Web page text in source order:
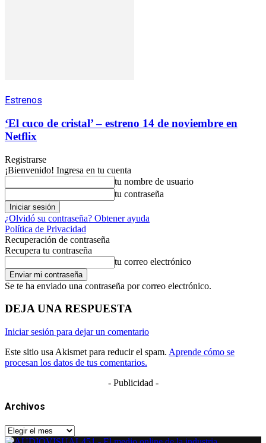
Estrenos
‘El cuco de cristal’ – estreno 14 de noviembre en
Netflix
Registrarse
¡Bienvenido! Ingresa en tu cuenta
tu nombre de usuario
tu contraseña
¿Olvidó su contraseña? Obtener ayuda
Política de Privacidad
Recuperación de contraseña
Recupera tu contraseña
tu correo electrónico
Se te ha enviado una contraseña por correo electrónico.
DEJA UNA RESPUESTA
Iniciar sesión para dejar un comentario
Este sitio usa Akismet para reducir el spam. Aprende cómo se
procesan los datos de tus comentarios.
- Publicidad -
Archivos
Archivos